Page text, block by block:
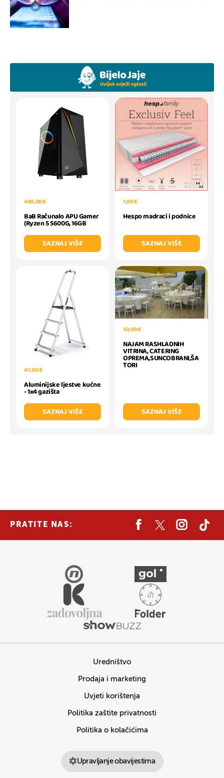
449,00 €
BaB Računalo APU Gamer
(Ryzen 5 5600G, 16GB
SAZNAJ VIŠE
1,00 €
Hespo madraci i podnice
SAZNAJ VIŠE
47,00 €
Aluminijske ljestve kućne
- 1x4 gazišta
SAZNAJ VIŠE
10,00 €
NAJAM RASHLADNIH
VITRINA, CATERING
OPREMA,SUNCOBRANI,ŠA
TORI
SAZNAJ VIŠE
PRATITE NAS:
Uredništvo
Prodaja i marketing
Uvjeti korištenja
Politika zaštite privatnosti
Politika o kolačićima
Upravljanje obavijestima